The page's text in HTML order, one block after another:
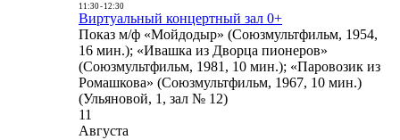
11:30- 12:30
Виртуальный концертный зал 0+
Показ м/ф «Мойдодыр» (Союзмультфильм, 1954,
16 мин.); «Ивашка из Дворца пионеров»
(Союзмультфильм, 1981, 10 мин.); «Паровозик из
Ромашкова» (Союзмультфильм, 1967, 10 мин.)
(Ульяновой, 1, зал № 12)
11
Августа